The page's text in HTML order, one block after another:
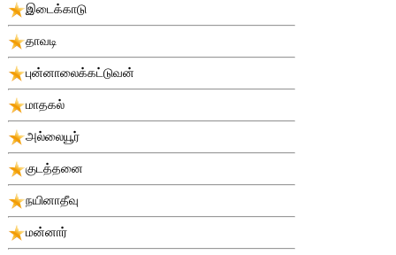
இடைக்காடு
தாவடி
புன்னாலைக்கட்டுவன்
மாதகல்
அல்லையூர்
குடத்தனை
நயினாதீவு
மன்னார்